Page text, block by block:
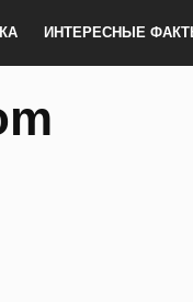
ИНТЕРЕСНЫЕ